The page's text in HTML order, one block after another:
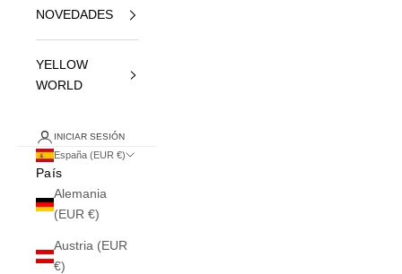
NOVEDADES
YELLOW
WORLD
INICIAR SESIÓN
España (EUR €)
País
Alemania
(EUR €)
Austria (EUR
€)